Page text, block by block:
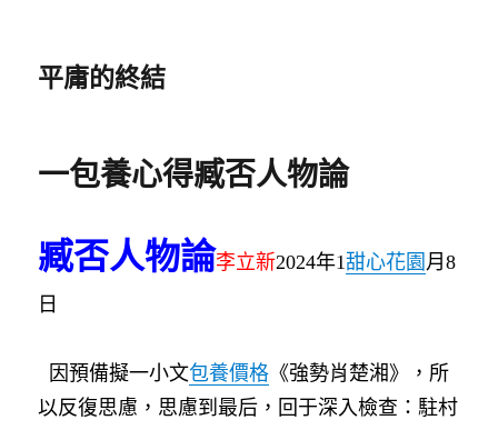
平庸的終結
一包養心得臧否人物論
臧否人物論李立新2024年1甜心花園 月8
日
因預備擬一小文包養價格 《強勢肖楚湘》，所
以反復思慮，思慮到最后，回于深入檢查：駐村